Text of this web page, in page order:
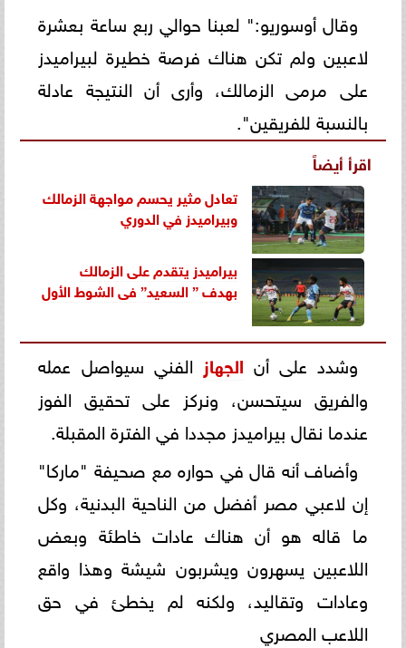
وقال أوسوريو:" لعبنا حوالي ربع ساعة بعشرة
لاعبين ولم تكن هناك فرصة خطيرة لبيراميدز
على مرمى الزمالك، وأرى أن النتيجة عادلة
بالنسبة للفريقين".
اقرأ أيضاً
تعادل مثير يحسم مواجهة الزمالك
وبيراميدز في الدوري
بيراميدز يتقدم على الزمالك
بهدف ” السعيد” فى الشوط الأول
وشدد على أن الجهاز الفني سيواصل عمله
والفريق سيتحسن، ونركز على تحقيق الفوز
عندما نقال بيراميدز مجددا في الفترة المقبلة.
وأضاف أنه قال في حواره مع صحيفة "ماركا"
إن لاعبي مصر أفضل من الناحية البدنية، وكل
ما قاله هو أن هناك عادات خاطئة وبعض
اللاعبين يسهرون ويشربون شيشة وهذا واقع
وعادات وتقاليد، ولكنه لم يخطئ في حق
اللاعب المصري